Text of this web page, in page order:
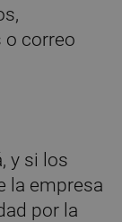
o correo
y si los
la empresa
por la